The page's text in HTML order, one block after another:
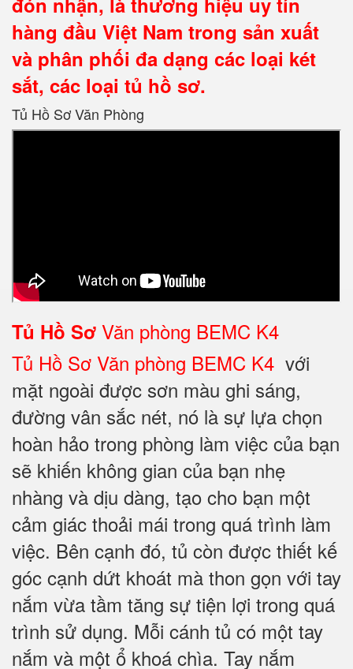
hàng đầu Việt Nam trong sản xuất
và phân phối đa dạng các loại két
sắt, các loại tủ hồ sơ.
Tủ Hồ Sơ Văn Phòng
Tủ Hồ Sơ Văn phòng BEMC K4
Tủ Hồ Sơ Văn phòng BEMC K4 với
mặt ngoài được sơn màu ghi sáng,
đường vân sắc nét, nó là sự lựa chọn
hoàn hảo trong phòng làm việc của bạn
sẽ khiến không gian của bạn nhẹ
nhàng và dịu dàng, tạo cho bạn một
cảm giác thoải mái trong quá trình làm
việc. Bên cạnh đó, tủ còn được thiết kế
góc cạnh dứt khoát mà thon gọn với tay
nắm vừa tầm tăng sự tiện lợi trong quá
trình sử dụng. Mỗi cánh tủ có một tay
nắm và một ổ khoá chìa. Tay nắm